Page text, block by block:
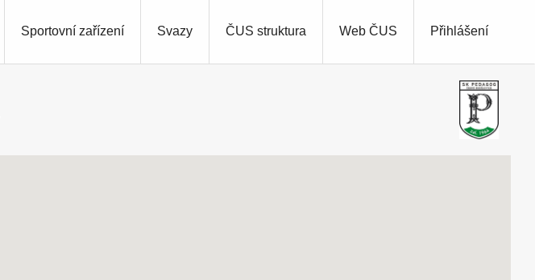
Přihlášení
Sportovní zařízení Svazy ČUS struktura Web ČUS